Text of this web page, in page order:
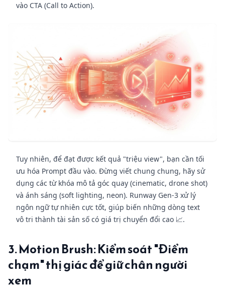
vào CTA (Call to Action).
Tuy nhiên, để đạt được kết quả "triệu view", bạn cần tối
ưu hóa Prompt đầu vào. Đừng viết chung chung, hãy sử
dụng các từ khóa mô tả góc quay (cinematic, drone shot)
và ánh sáng (soft lighting, neon). Runway Gen-3 xử lý
ngôn ngữ tự nhiên cực tốt, giúp biến những dòng text
vô tri thành tài sản số có giá trị chuyển đổi cao 📈.
3. Motion Brush: Kiểm soát "Điểm
chạm" thị giác để giữ chân người
xem